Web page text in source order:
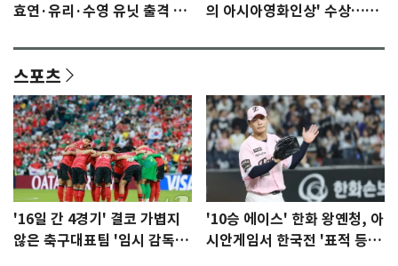
효연·유리·수영 유닛 출격 [N
의 아시아영화인상' 수상…15
스포츠
'16일 간 4경기' 결코 가볍지
않은 축구대표팀 '임시 감독'
'10승 에이스' 한화 왕옌청, 아
시안게임서 한국전 '표적 등